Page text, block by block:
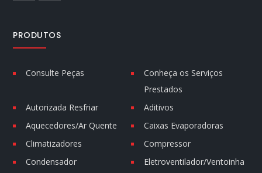
PRODUTOS
Consulte Peças
Conheça os Serviços
Prestados
Autorizada Resfriar
Aditivos
Aquecedores/Ar Quente
Caixas Evaporadoras
Climatizadores
Compressor
Condensador
Eletroventilador/Ventoinha